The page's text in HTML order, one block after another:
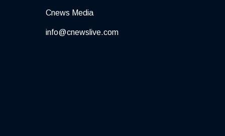
Cnews Media
info@cnewslive.com